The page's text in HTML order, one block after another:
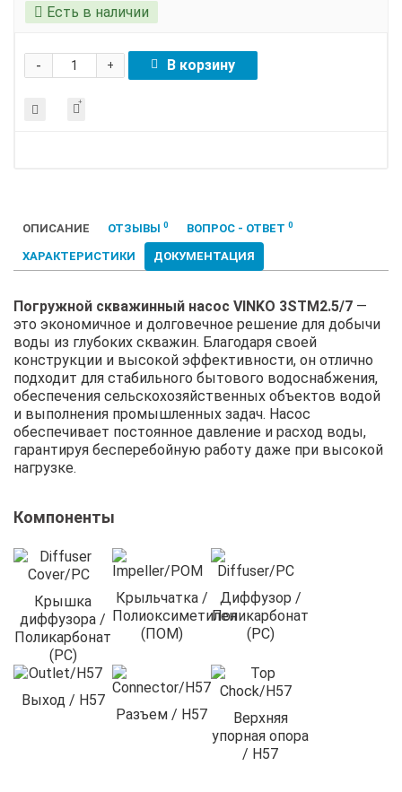
Есть в наличии
+
- В корзину
ОПИСАНИЕ ОТЗЫВЫ 0 ВОПРОС - ОТВЕТ 0
ХАРАКТЕРИСТИКИ ДОКУМЕНТАЦИЯ
Погружной скважинный насос VINKO 3STM2.5/7 —
это экономичное и долговечное решение для добычи
воды из глубоких скважин. Благодаря своей
конструкции и высокой эффективности, он отлично
подходит для стабильного бытового водоснабжения,
обеспечения сельскохозяйственных объектов водой
и выполнения промышленных задач. Насос
обеспечивает постоянное давление и расход воды,
гарантируя бесперебойную работу даже при высокой
нагрузке.
Компоненты
Крышка
диффузора /
Поликарбонат
(PC)
Крыльчатка /
Полиоксиметилен
(ПОМ)
Диффузор /
Поликарбонат
(PC)
Выход / H57
Разъем / H57
Верхняя
упорная опора
/ H57